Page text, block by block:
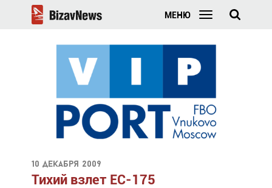
МЕНЮ
10 декабря 2009
Тихий взлет EC-175